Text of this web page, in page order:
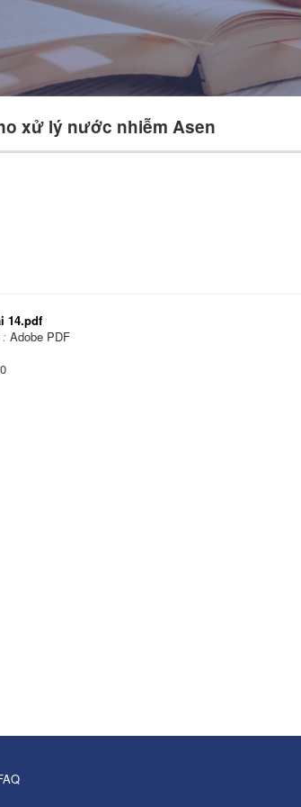
xử lý nước nhiễm Asen
14.pdf
: Adobe PDF
0